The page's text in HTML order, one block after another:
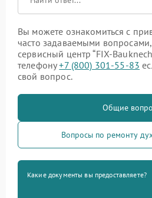
Вы можете ознакомиться с
часто задаваемыми
сервисный центр “FIX-
телефону+7 (800) 301-55-83
свой вопрос.
Общие
Вопросы по ремонту
Какие документы вы предоставляете?